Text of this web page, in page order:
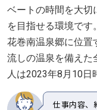
ベートの時間を大切
を目指せる環境です
花巻南温泉郷に位置
流しの温泉を備えた
人は2023年8月10日
仕事内容、